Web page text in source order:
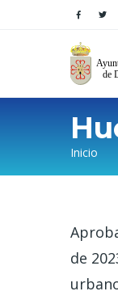
de
a
Inicio
de